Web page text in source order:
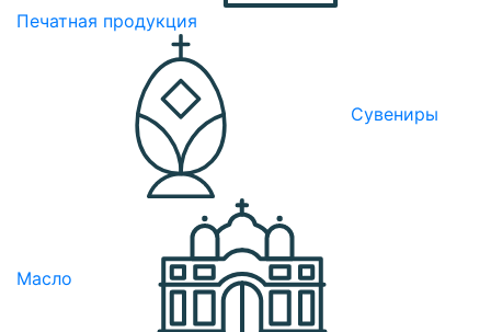
Печатная продукция
Сувениры
Масло